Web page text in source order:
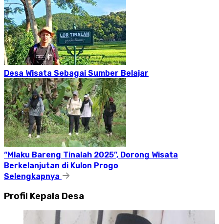
Desa Wisata Sebagai Sumber Belajar
“Mlaku Bareng Tinalah 2025”, Dorong Wisata
Berkelanjutan di Kulon Progo
Selengkapnya
Profil Kepala Desa